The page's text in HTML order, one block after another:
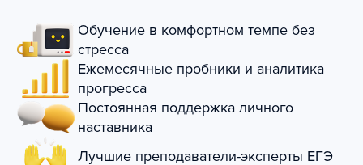
Обучение в комфортном темпе без
стресса
Ежемесячные пробники и аналитика
прогресса
Постоянная поддержка личного
наставника
Лучшие преподаватели-эксперты ЕГЭ